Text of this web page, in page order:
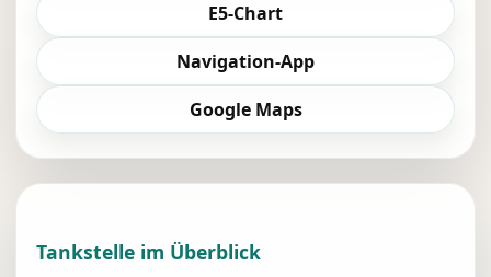
E5-Chart
Navigation-App
Google Maps
Tankstelle im Überblick